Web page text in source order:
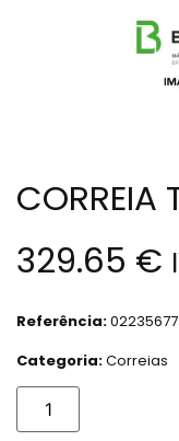
CORREIA
329.65 €
Referência:02235677
Categoria:Correias